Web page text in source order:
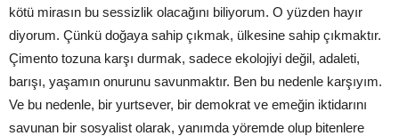
kötü mirasın bu sessizlik olacağını biliyorum. O yüzden hayır
diyorum. Çünkü doğaya sahip çıkmak, ülkesine sahip çıkmaktır.
Çimento tozuna karşı durmak, sadece ekolojiyi değil, adaleti,
barışı, yaşamın onurunu savunmaktır. Ben bu nedenle karşıyım.
Ve bu nedenle, bir yurtsever, bir demokrat ve emeğin iktidarını
savunan bir sosyalist olarak, yanımda yöremde olup bitenlere